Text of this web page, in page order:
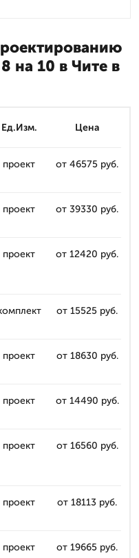
на 10 в Чите в
Ед.Изм. Цена
проект от 46575 руб.
проект от 39330 руб.
проект от 12420 руб.
от 15525 руб.
проект от 18630 руб.
проект от 14490 руб.
проект от 16560 руб.
проект от 18113 руб.
проект от 19665 руб.